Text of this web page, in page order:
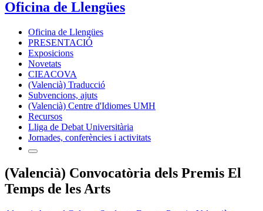
Oficina de Llengües
Oficina de Llengües
PRESENTACIÓ
Exposicions
Novetats
CIEACOVA
(Valencià) Traducció
Subvencions, ajuts
(Valencià) Centre d'Idiomes UMH
Recursos
Lliga de Debat Universitària
Jornades, conferències i activitats
(Valencià) Convocatòria dels Premis El
Temps de les Arts